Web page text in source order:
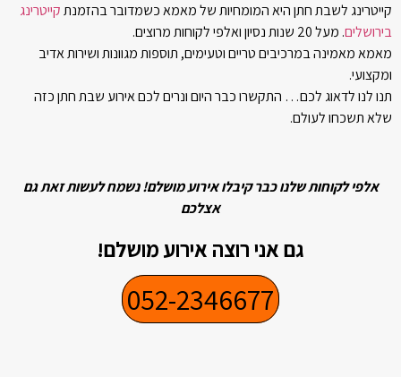
קייטרינג לשבת חתן היא המומחיות של מאמא כשמדובר בהזמנתקייטרינג
בירושלים. מעל 20 שנות נסיון ואלפי לקוחות מרוצים.
מאמא מאמינה במרכיבים טריים וטעימים, תוספות מגוונות ושירות אדיב
ומקצועי.
תנו לנו לדאוג לכם… התקשרו כבר היום ונרים לכם אירוע שבת חתן כזה
שלא תשכחו לעולם.
אלפי לקוחות שלנו כבר קיבלו אירוע מושלם! נשמח לעשות זאת גם
אצלכם
גם אני רוצה אירוע מושלם!
052-2346677